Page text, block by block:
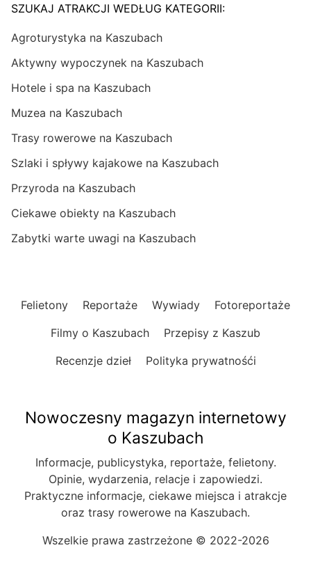
SZUKAJ ATRAKCJI WEDŁUG KATEGORII:
Agroturystyka na Kaszubach
Aktywny wypoczynek na Kaszubach
Hotele i spa na Kaszubach
Muzea na Kaszubach
Trasy rowerowe na Kaszubach
Szlaki i spływy kajakowe na Kaszubach
Przyroda na Kaszubach
Ciekawe obiekty na Kaszubach
Zabytki warte uwagi na Kaszubach
Felietony Reportaże Wywiady
Fotoreportaże
Filmy o Kaszubach
Przepisy z Kaszub
Recenzje dzieł
Polityka prywatnośći
Nowoczesny magazyn internetowy
o Kaszubach
Informacje, publicystyka, reportaże, felietony.
Opinie, wydarzenia, relacje i zapowiedzi.
Praktyczne informacje, ciekawe miejsca i atrakcje
oraz trasy rowerowe na Kaszubach.
Wszelkie prawa zastrzeżone © 2022-2026